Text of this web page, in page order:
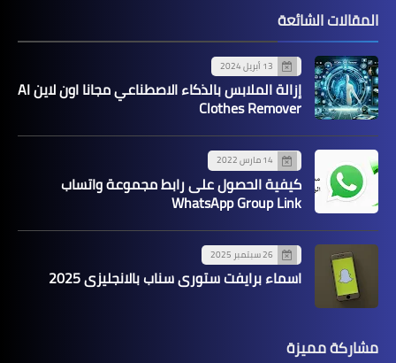
المقالات الشائعة
13 أبريل 2024
إزالة الملابس بالذكاء الاصطناعي مجانا اون لاين AI
Clothes Remover
14 مارس 2022
كيفية الحصول على رابط مجموعة واتساب
WhatsApp Group Link
26 سبتمبر 2025
اسماء برايفت ستوري سناب بالانجليزي 2025
مشاركة مميزة